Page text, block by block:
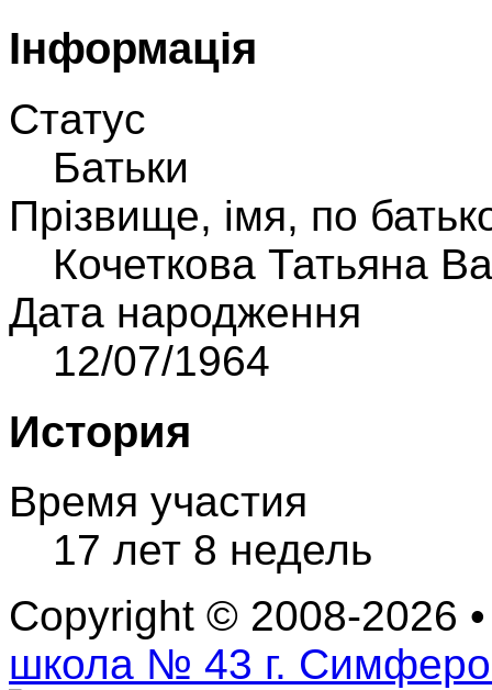
Інформація
Статус
Батьки
Прiзвище, iмя, по
Кочеткова Татьяна
Дата народження
12/07/1964
История
Время участия
17 лет 8 недель
Copyright © 2008-2026
школа № 43 г.